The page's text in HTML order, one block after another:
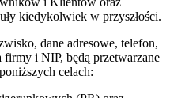
kiedykolwiek w przyszłości.
dane adresowe, telefon,
i NIP, będą przetwarzane
celach: